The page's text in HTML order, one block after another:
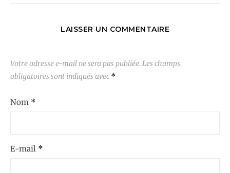
LAISSER UN COMMENTAIRE
Votre adresse e-mail ne sera pas publiée. Les champs
obligatoires sont indiqués avec *
Nom *
E-mail *